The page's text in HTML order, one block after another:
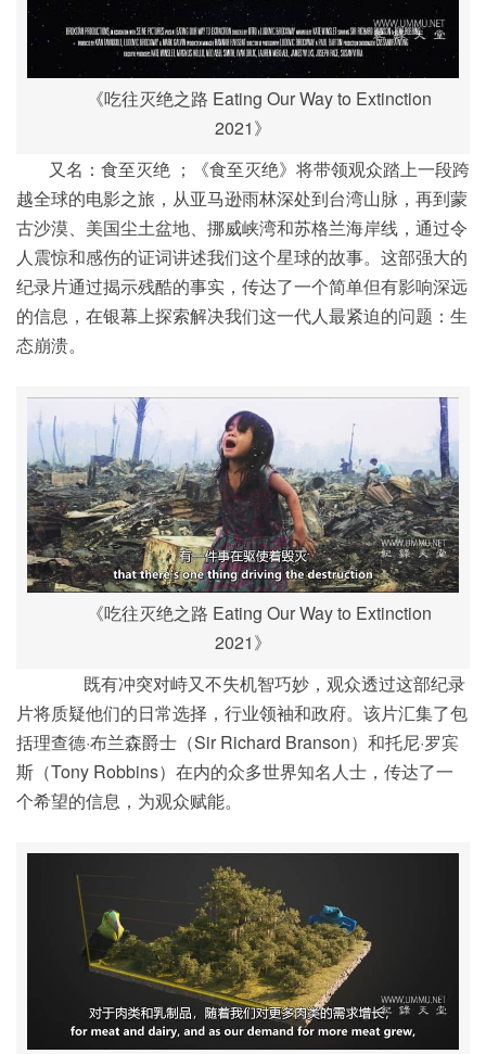
《吃往灭绝之路 Eating Our Way to Extinction
2021》
又名：食至灭绝 ；《食至灭绝》将带领观众踏上一段跨
越全球的电影之旅，从亚马逊雨林深处到台湾山脉，再到蒙
古沙漠、美国尘土盆地、挪威峡湾和苏格兰海岸线，通过令
人震惊和感伤的证词讲述我们这个星球的故事。这部强大的
纪录片通过揭示残酷的事实，传达了一个简单但有影响深远
的信息，在银幕上探索解决我们这一代人最紧迫的问题：生
态崩溃。
《吃往灭绝之路 Eating Our Way to Extinction
2021》
既有冲突对峙又不失机智巧妙，观众透过这部纪录
片将质疑他们的日常选择，行业领袖和政府。该片汇集了包
括理查德·布兰森爵士（Sir Richard Branson）和托尼·罗宾
斯（Tony Robbins）在内的众多世界知名人士，传达了一
个希望的信息，为观众赋能。